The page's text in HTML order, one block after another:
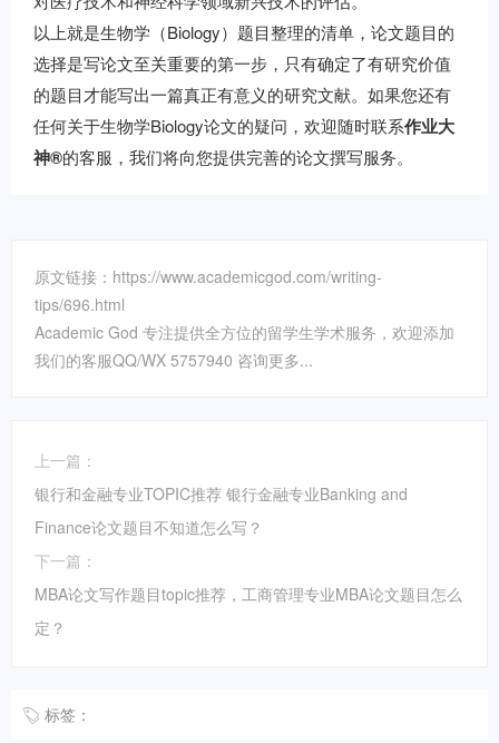
以上就是生物学（Biology）题目整理的清单，论文题目的
选择是写论文至关重要的第一步，只有确定了有研究价值
的题目才能写出一篇真正有意义的研究文献。如果您还有
任何关于生物学Biology论文的疑问，欢迎随时联系作业大
神®的客服，我们将向您提供完善的论文撰写服务。
原文链接：https://www.academicgod.com/writing-
tips/696.html
Academic God 专注提供全方位的留学生学术服务，欢迎添加
我们的客服QQ/WX 5757940 咨询更多...
上一篇：
银行和金融专业TOPIC推荐 银行金融专业Banking and
Finance论文题目不知道怎么写？
下一篇：
MBA论文写作题目topic推荐，工商管理专业MBA论文题目怎么
定？
标签：